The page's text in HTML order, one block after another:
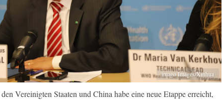
imago Images/Xinhua
Vereinigten Staaten und China habe eine neue Etappe erreicht,